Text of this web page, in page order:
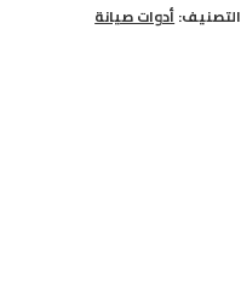
Drive
التصنيف:أدوات صيانة